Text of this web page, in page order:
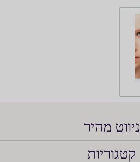
ניווט מהיר
קטגוריות